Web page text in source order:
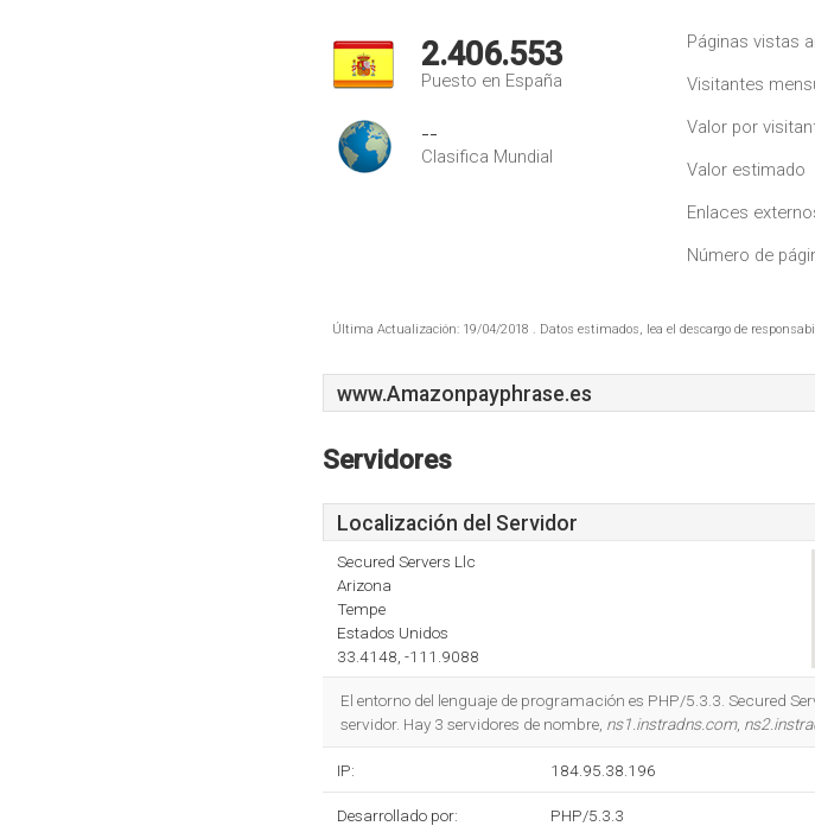
2.406.553
Puesto en España
--
Clasifica Mundial
Páginas vistas
Visitantes
Valor por
Valor estimado
Enlaces
Número de
Última Actualización: 19/04/2018 . Datos estimados, lea el descargo de
www.Amazonpayphrase.es
Servidores
Localización del Servidor
Secured Servers Llc
Arizona
Tempe
Estados Unidos
33.4148, -111.9088
El entorno del lenguaje de programación es PHP/5.3.3. Secured
servidor. Hay 3 servidores de nombre, ns1.instradns.com,
IP: 184.95.38.196
Desarrollado por: PHP/5.3.3